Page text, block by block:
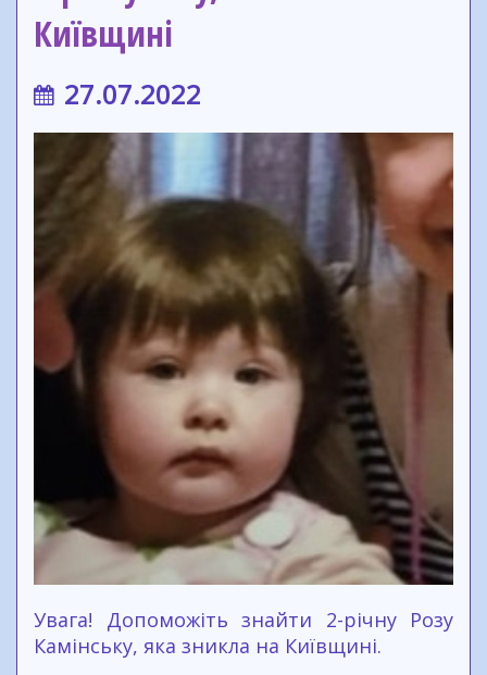
Київщині
27.07.2022
Увага! Допоможіть знайти 2-річну Розу
Камінську, яка зникла на Київщині.